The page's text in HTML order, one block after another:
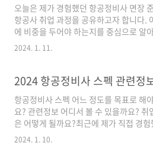
오늘은 제가 경험했던 항공정비사 면장
항공사 취업 과정을 공유하고자 합니다.
에 비중을 두어야 하는지를 중심으로 알
니다. 🔧[예시]항공정비사 구술, 자소서 양
서 겨우 하나 이해했는데 시간보니 3시
공정비사 면장 준비필기저의 경우는 4년
의 항공정비과를 전공했습니다. 교내에 국
부 인가를 받은 전문교육기관을 통해 항
면장 응시자격을 갖췄습니다. 보통 3학년
2024. 1. 11.
2024 항공정비사 스펙 관련정
항공정비사 스펙 어느 정도를 목표로 해
요? 관련정보 어디서 볼 수 있을까요? 취
은 어떻게 될까요?최근에 제가 직접 경
실을 바탕으로 이야기 나누어 볼까 합니다
2024. 1. 10.